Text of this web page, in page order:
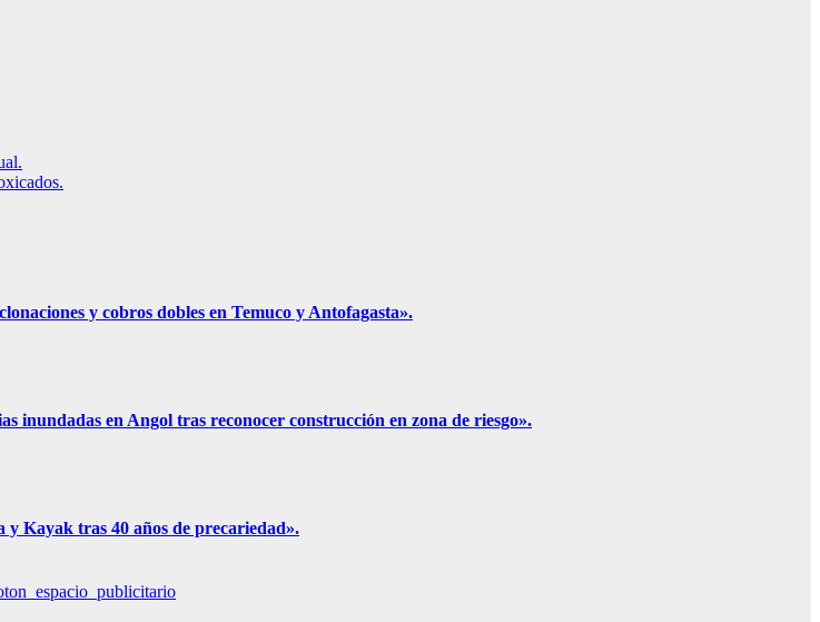
y cobros dobles en Temuco y Antofagasta».
en Angol tras reconocer construcción en zona de riesgo».
Kayak tras 40 años de precariedad».